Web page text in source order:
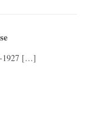
1927 […]